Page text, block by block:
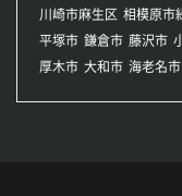
川崎市麻生区 相模原市
平塚市 鎌倉市 藤沢市
厚木市 大和市 海老名市